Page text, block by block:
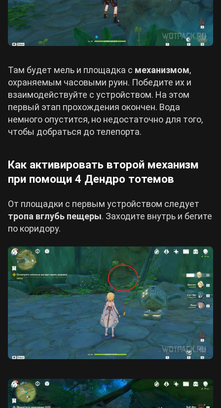
Там будет мель и площадка с механизмом,
охраняемым часовыми руин. Победите их и
взаимодействуйте с устройством. На этом
первый этап прохождения окончен. Вода
немного опустится, но недостаточно для того,
чтобы добраться до телепорта.
Как активировать второй механизм
при помощи 4 Дендро тотемов
От площадки с первым устройством следует
тропа вглубь пещеры. Заходите внутрь и бегите
по коридору.